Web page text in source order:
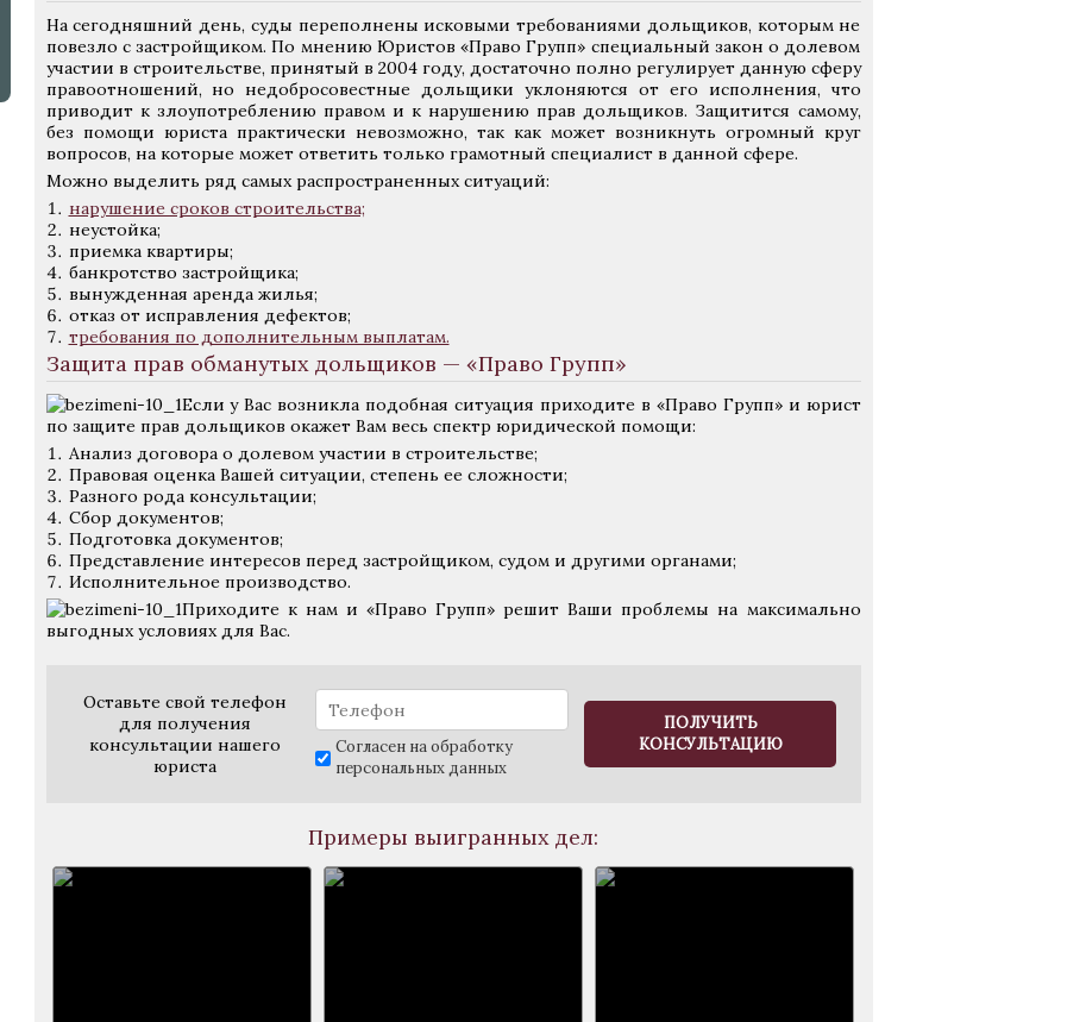
На сегодняшний день, суды переполнены исковыми требованиями дольщиков, которым не
повезло с застройщиком. По мнению Юристов «Право Групп» специальный закон о долевом
участии в строительстве, принятый в 2004 году, достаточно полно регулирует данную сферу
правоотношений, но недобросовестные дольщики уклоняются от его исполнения, что
приводит к злоупотреблению правом и к нарушению прав дольщиков. Защитится самому,
без помощи юриста практически невозможно, так как может возникнуть огромный круг
вопросов, на которые может ответить только грамотный специалист в данной сфере.
Можно выделить ряд самых распространенных ситуаций:
нарушение сроков строительства;
неустойка;
приемка квартиры;
банкротство застройщика;
вынужденная аренда жилья;
отказ от исправления дефектов;
требования по дополнительным выплатам.
Защита прав обманутых дольщиков — «Право Групп»
Если у Вас возникла подобная ситуация приходите в «Право Групп» и юрист
по защите прав дольщиков окажет Вам весь спектр юридической помощи:
Анализ договора о долевом участии в строительстве;
Правовая оценка Вашей ситуации, степень ее сложности;
Разного рода консультации;
Сбор документов;
Подготовка документов;
Представление интересов перед застройщиком, судом и другими органами;
Исполнительное производство.
Приходите к нам и «Право Групп» решит Ваши проблемы на максимально
выгодных условиях для Вас.
Оставьте свой телефон
для получения
консультации нашего
юриста
Согласен на обработку
персональных данных
ПОЛУЧИТЬ
КОНСУЛЬТАЦИЮ
Примеры выигранных дел: